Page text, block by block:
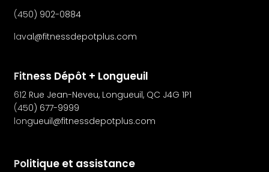
(450) 902-0884
laval@fitnessdepotplus.com
Fitness Dépôt + Longueuil
612 Rue Jean-Neveu, Longueuil, QC J4G 1P1
(450) 677-9999
longueuil@fitnessdepotplus.com
Politique et assistance